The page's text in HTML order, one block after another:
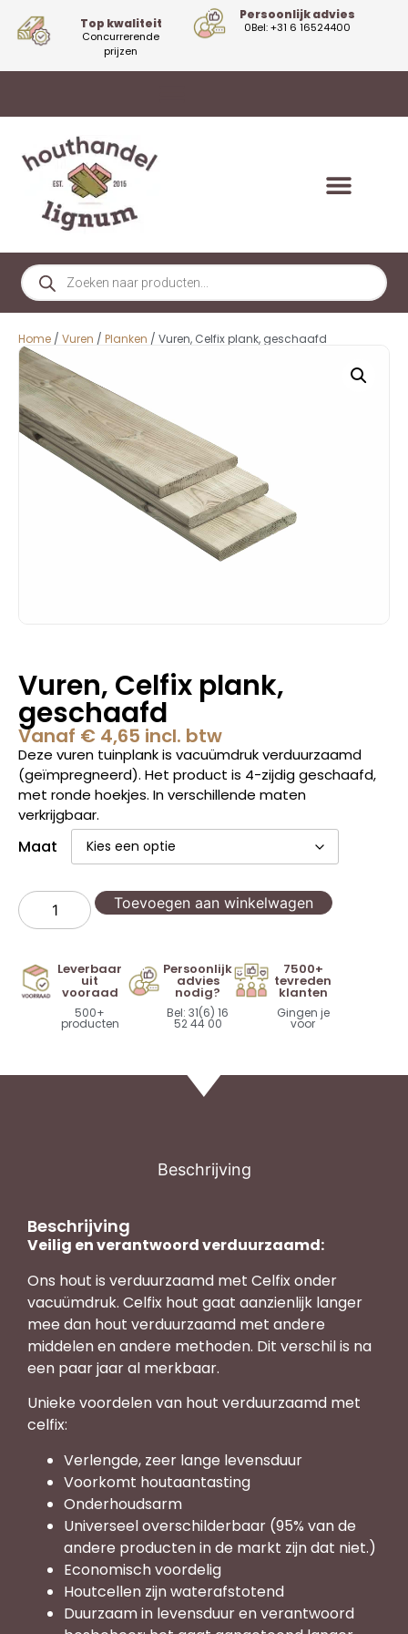
Top kwaliteit
Concurrerende
prijzen
Persoonlijk advies
0Bel: +31 6 16524400
Home / Vuren / Planken / Vuren, Celfix plank, geschaafd
Vuren, Celfix plank,
geschaafd
Vanaf € 4,65 incl. btw
Deze vuren tuinplank is vacuümdruk verduurzaamd
(geïmpregneerd). Het product is 4-zijdig geschaafd,
met ronde hoekjes. In verschillende maten
verkrijgbaar.
Maat
Toevoegen aan winkelwagen
Leverbaar
uit
vooraad
500+
producten
Persoonlijk
advies
nodig?
Bel: 31(6) 16
52 44 00
7500+
tevreden
klanten
Gingen je
voor
Beschrijving
Beschrijving
Veilig en verantwoord verduurzaamd:
Ons hout is verduurzaamd met Celfix onder
vacuümdruk. Celfix hout gaat aanzienlijk langer
mee dan hout verduurzaamd met andere
middelen en andere methoden. Dit verschil is na
een paar jaar al merkbaar.
Unieke voordelen van hout verduurzaamd met
celfix:
Verlengde, zeer lange levensduur
Voorkomt houtaantasting
Onderhoudsarm
Universeel overschilderbaar (95% van de
andere producten in de markt zijn dat niet.)
Economisch voordelig
Houtcellen zijn waterafstotend
Duurzaam in levensduur en verantwoord